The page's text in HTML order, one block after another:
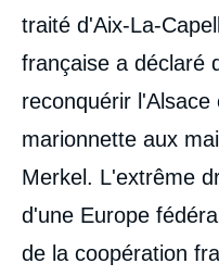
traité d'Aix-La-
française a déclaré
reconquérir
marionnette aux
Merkel. L'extrême
d'une Europe
de la coopération